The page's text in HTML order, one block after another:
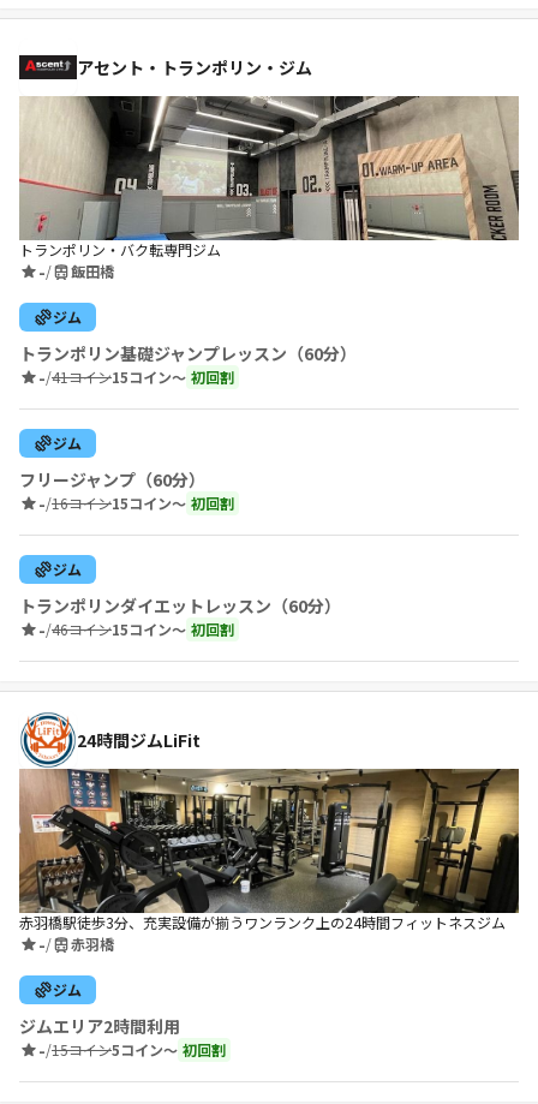
アセント・トランポリン・ジム
トランポリン・バク転専門ジム
-/ 飯田橋
ジム
トランポリン基礎ジャンプレッスン（60分）
-/41コイン15コイン〜 初回割
ジム
フリージャンプ（60分）
-/16コイン15コイン〜 初回割
ジム
トランポリンダイエットレッスン（60分）
-/46コイン15コイン〜 初回割
24時間ジムLiFit
赤羽橋駅徒歩3分、充実設備が揃うワンランク上の24時間フィットネスジム
-/ 赤羽橋
ジム
ジムエリア2時間利用
-/15コイン5コイン〜 初回割